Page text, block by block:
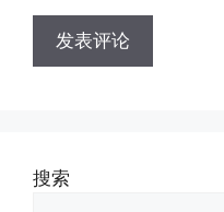
搜索